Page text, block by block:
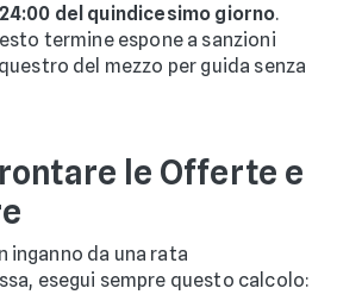
del quindicesimo giorno.
termine espone a sanzioni
del mezzo per guida senza
le Offerte e
inganno da una rata
esegui sempre questo calcolo: